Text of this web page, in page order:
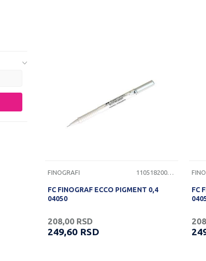
FINOGRAFI 1105182000111
FC FINOGRAF ECCO PIGMENT 0,4
04050
208,00 RSD
249,60 RSD
FC